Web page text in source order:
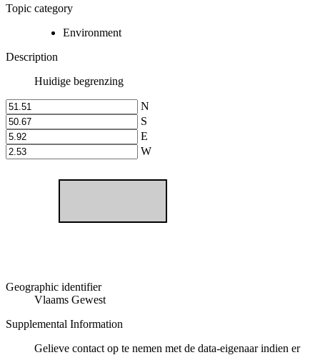
Topic category
Environment
Description
Huidige begrenzing
N
S
E
W
Geographic identifier
Vlaams Gewest
Supplemental Information
Gelieve contact op te nemen met de data-eigenaar indien er